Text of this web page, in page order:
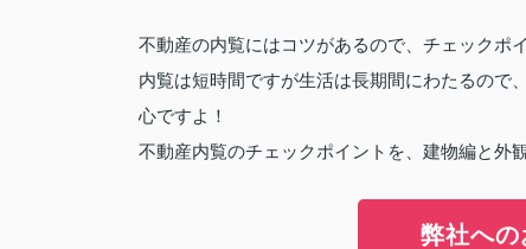
不動産の内覧にはコツがあるので、チェックポ
内覧は短時間ですが生活は長期間にわたるので
心ですよ！
不動産内覧のチェックポイントを、建物編と外
弊社への